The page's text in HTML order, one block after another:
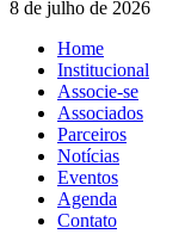
8 de julho de 2026
Home
Institucional
Associe-se
Associados
Parceiros
Notícias
Eventos
Agenda
Contato